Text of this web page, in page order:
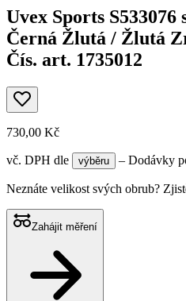
Uvex Sports S533076
Černá Žlutá / Žlutá
Čís. art. 1735012
730,00 Kč
vč. DPH dle výběru – Dodávky
Neznáte velikost svých obrub?
Zahájit měření